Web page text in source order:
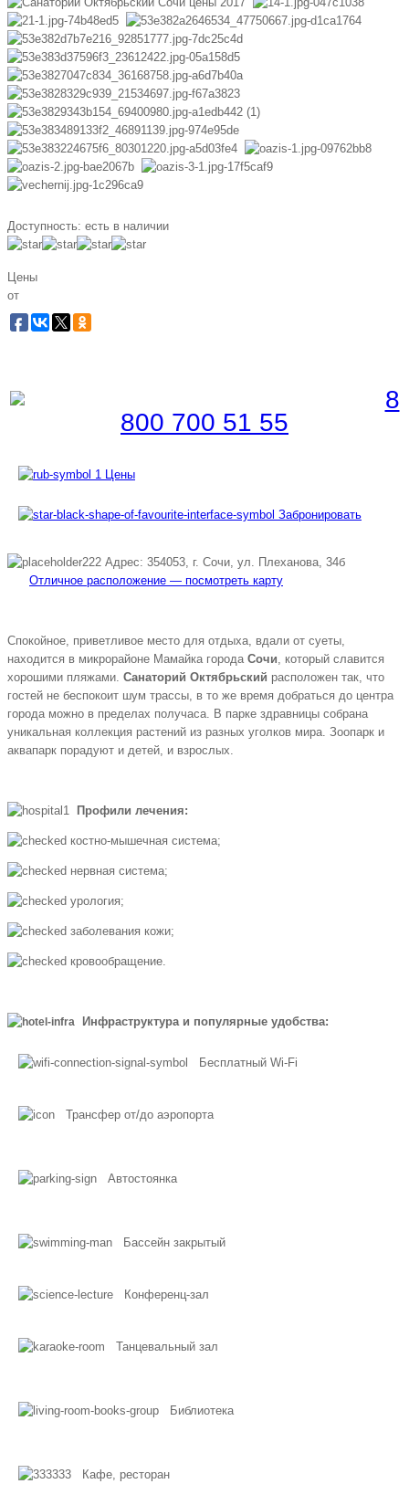
Доступность: есть в наличии
Цены
от
8
800 700 51 55
Цены
Забронировать
Адрес: 354053, г. Сочи, ул. Плеханова, 34б
Отличное расположение — посмотреть карту
Спокойное, приветливое место для отдыха, вдали от суеты,
находится в микрорайоне Мамайка города Сочи, который славится
хорошими пляжами. Санаторий Октябрьский расположен так, что
гостей не беспокоит шум трассы, в то же время добраться до центра
города можно в пределах получаса. В парке здравницы собрана
уникальная коллекция растений из разных уголков мира. Зоопарк и
аквапарк порадуют и детей, и взрослых.
Профили лечения:
костно-мышечная система;
нервная система;
урология;
заболевания кожи;
кровообращение.
Инфраструктура и популярные удобства:
Бесплатный Wi-Fi
Трансфер от/до аэропорта
Автостоянка
Бассейн закрытый
Конференц-зал
Танцевальный зал
Библиотека
Кафе, ресторан